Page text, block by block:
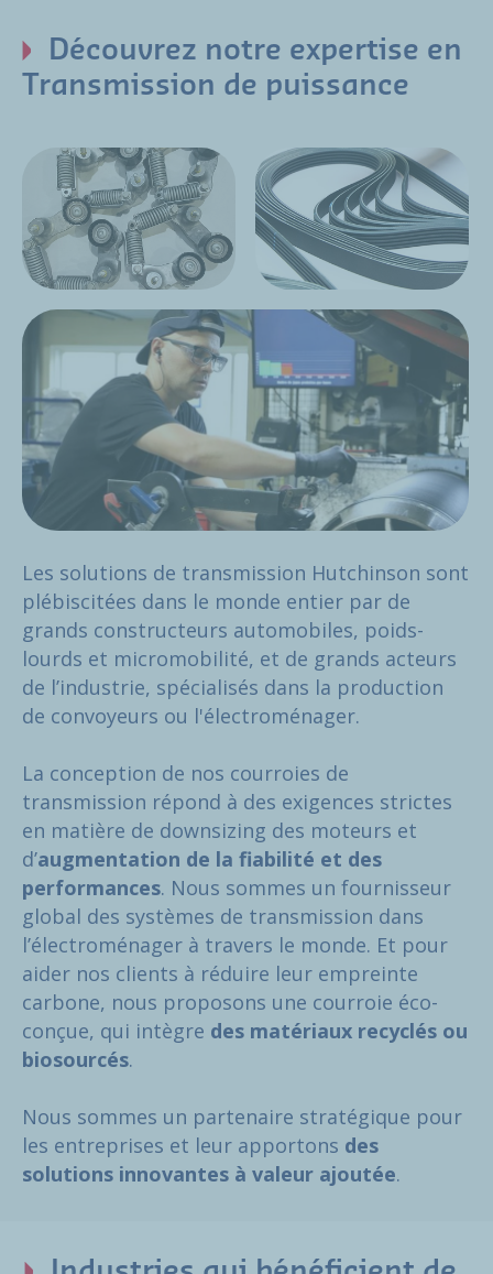
Découvrez notre expertise en
Transmission de puissance
Les solutions de transmission Hutchinson sont
plébiscitées dans le monde entier par de
grands constructeurs automobiles, poids-
lourds et micromobilité, et de grands acteurs
de l’industrie, spécialisés dans la production
de convoyeurs ou l'électroménager.
La conception de nos courroies de
transmission répond à des exigences strictes
en matière de downsizing des moteurs et
d’augmentation de la fiabilité et des
performances. Nous sommes un fournisseur
global des systèmes de transmission dans
l’électroménager à travers le monde. Et pour
aider nos clients à réduire leur empreinte
carbone, nous proposons une courroie éco-
conçue, qui intègre des matériaux recyclés ou
biosourcés.
Nous sommes un partenaire stratégique pour
les entreprises et leur apportons des
solutions innovantes à valeur ajoutée.